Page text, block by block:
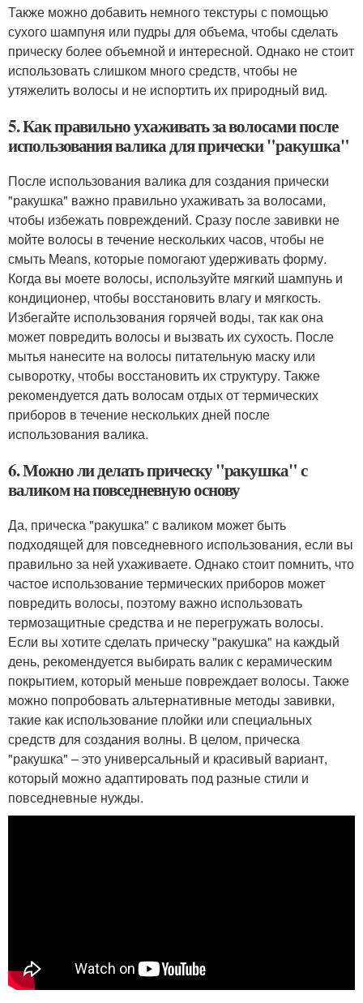
Также можно добавить немного текстуры с помощью
сухого шампуня или пудры для объема, чтобы сделать
прическу более объемной и интересной. Однако не стоит
использовать слишком много средств, чтобы не
утяжелить волосы и не испортить их природный вид.
5. Как правильно ухаживать за волосами после
использования валика для прически "ракушка"
После использования валика для создания прически
"ракушка" важно правильно ухаживать за волосами,
чтобы избежать повреждений. Сразу после завивки не
мойте волосы в течение нескольких часов, чтобы не
смыть Means, которые помогают удерживать форму.
Когда вы моете волосы, используйте мягкий шампунь и
кондиционер, чтобы восстановить влагу и мягкость.
Избегайте использования горячей воды, так как она
может повредить волосы и вызвать их сухость. После
мытья нанесите на волосы питательную маску или
сыворотку, чтобы восстановить их структуру. Также
рекомендуется дать волосам отдых от термических
приборов в течение нескольких дней после
использования валика.
6. Можно ли делать прическу "ракушка" с
валиком на повседневную основу
Да, прическа "ракушка" с валиком может быть
подходящей для повседневного использования, если вы
правильно за ней ухаживаете. Однако стоит помнить, что
частое использование термических приборов может
повредить волосы, поэтому важно использовать
термозащитные средства и не перегружать волосы.
Если вы хотите сделать прическу "ракушка" на каждый
день, рекомендуется выбирать валик с керамическим
покрытием, который меньше повреждает волосы. Также
можно попробовать альтернативные методы завивки,
такие как использование плойки или специальных
средств для создания волны. В целом, прическа
"ракушка" – это универсальный и красивый вариант,
который можно адаптировать под разные стили и
повседневные нужды.